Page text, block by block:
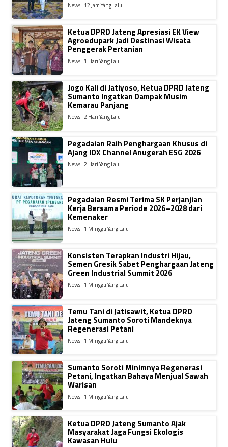
News | 12 Jam Yang Lalu
Ketua DPRD Jateng Apresiasi EK View
Agroedupark Jadi Destinasi Wisata
Penggerak Pertanian
News | 1 Hari Yang Lalu
Jogo Kali di Jatiyoso, Ketua DPRD Jateng
Sumanto Ingatkan Dampak Musim
Kemarau Panjang
News | 2 Hari Yang Lalu
Pegadaian Raih Penghargaan Khusus di
Ajang IDX Channel Anugerah ESG 2026
News | 2 Hari Yang Lalu
Pegadaian Resmi Terima SK Perjanjian
Kerja Bersama Periode 2026–2028 dari
Kemenaker
News | 1 Minggu Yang Lalu
Konsisten Terapkan Industri Hijau,
Semen Gresik Sabet Penghargaan Jateng
Green Industrial Summit 2026
News | 1 Minggu Yang Lalu
Temu Tani di Jatisawit, Ketua DPRD
Jateng Sumanto Soroti Mandeknya
Regenerasi Petani
News | 1 Minggu Yang Lalu
Sumanto Soroti Minimnya Regenerasi
Petani, Ingatkan Bahaya Menjual Sawah
Warisan
News | 1 Minggu Yang Lalu
Ketua DPRD Jateng Sumanto Ajak
Masyarakat Jaga Fungsi Ekologis
Kawasan Hulu